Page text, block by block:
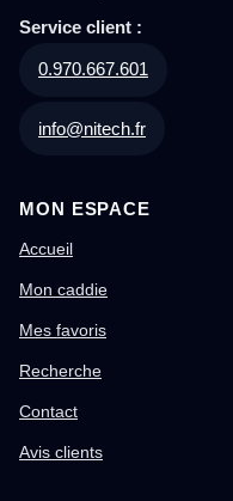
Service client :
0.970.667.601
info@nitech.fr
MON ESPACE
Accueil
Mon caddie
Mes favoris
Recherche
Contact
Avis clients